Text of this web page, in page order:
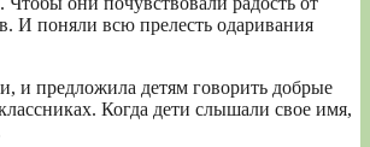
И поняли всю прелесть одаривания
и предложила детям говорить добрые
Когда дети слышали свое имя,